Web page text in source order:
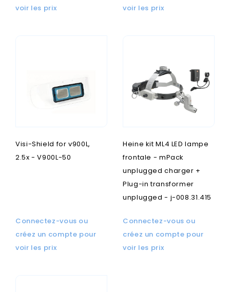
voir les prix
voir les prix
Visi-Shield for v900L,
2.5x - V900L-50
Connectez-vous ou
créez un compte pour
voir les prix
Heine kit ML4 LED lampe
frontale - mPack
unplugged charger +
Plug-in transformer
unplugged - j-008.31.415
Connectez-vous ou
créez un compte pour
voir les prix